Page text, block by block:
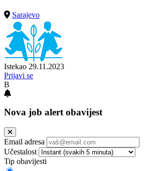
Sarajevo
Istekao 29.11.2023
Prijavi se
B
Nova job alert obavijest
Email adresa
Učestalost
Tip obavijesti